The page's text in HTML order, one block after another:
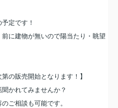
定です！
に建物が無いので陽当たり・眺望
の販売開始となります！】
かれてみませんか？
ご相談も可能です。